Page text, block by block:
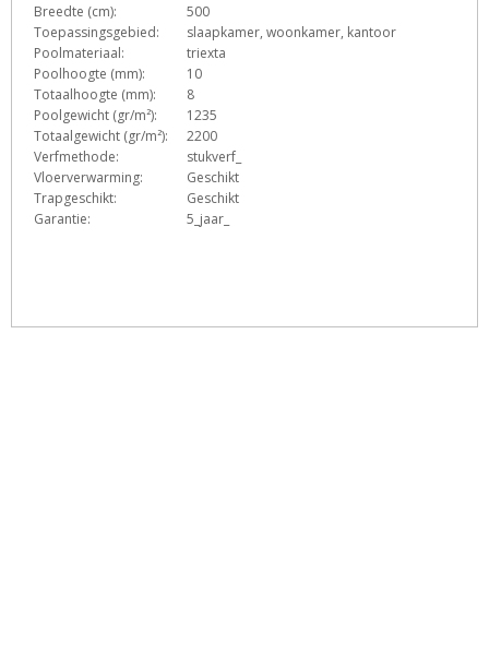
Breedte (cm):
500
Toepassingsgebied:
slaapkamer, woonkamer, kantoor
Poolmateriaal:
triexta
Poolhoogte (mm):
10
Totaalhoogte (mm):
8
Poolgewicht (gr/m²):
1235
Totaalgewicht (gr/m²):
2200
Verfmethode:
stukverf_
Vloerverwarming:
Geschikt
Trapgeschikt:
Geschikt
Garantie:
5_jaar_
TZ